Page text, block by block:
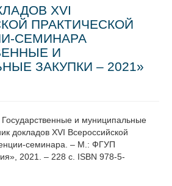
XVI
ПРАКТИЧЕСКОЙ
СЕМИНАРА
И
ЗАКУПКИ – 2021»
Государственные и муниципальные
докладов XVI Всероссийской
семинара. – М.: ФГУП
2021. – 228 с. ISBN 978-5-